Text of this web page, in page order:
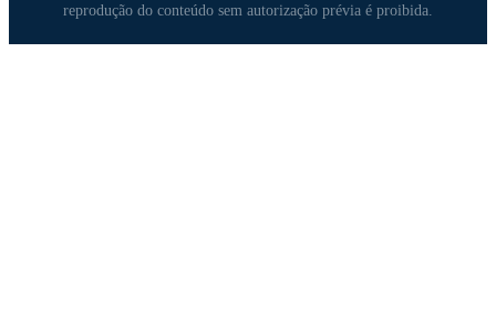
reprodução do conteúdo sem autorização prévia é proibida.